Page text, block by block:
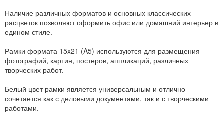
Наличие различных форматов и основных классических
расцветок позволяют оформить офис или домашний интерьер в
едином стиле.
Рамки формата 15x21 (A5) используются для размещения
фотографий, картин, постеров, аппликаций, различных
творческих работ.
Белый цвет рамки является универсальным и отлично
сочетается как с деловыми документами, так и с творческими
работами.